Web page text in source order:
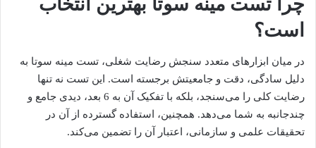
است؟
در میان ابزارهای متعدد سنجش رضایت شغلی، تست مینه سوتا به
دلیل سادگی، دقت و جامعیتش برجسته است. این تست نه تنها
رضایت کلی را می‌سنجد، بلکه با تفکیک آن به 6 بعد، دیدی جامع و
چندجانبه به شما می‌دهد. همچنین، استفاده گسترده از آن در
تحقیقات علمی و سازمانی، اعتبار آن را تضمین می‌کند.